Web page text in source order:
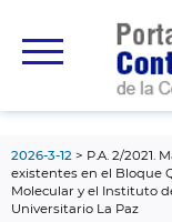
principal
2026-3-12
P.A. 2/2021.
existentes en el Bloque
Molecular y el Instituto
Universitario La Paz